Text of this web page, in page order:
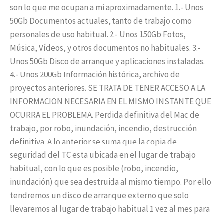
son lo que me ocupan a mi aproximadamente. 1.- Unos
50Gb Documentos actuales, tanto de trabajo como
personales de uso habitual. 2.- Unos 150Gb Fotos,
Música, Vídeos, y otros documentos no habituales. 3.-
Unos 50Gb Disco de arranque y aplicaciones instaladas.
4.- Unos 200Gb Información histórica, archivo de
proyectos anteriores. SE TRATA DE TENER ACCESO A LA
INFORMACION NECESARIA EN EL MISMO INSTANTE QUE
OCURRA EL PROBLEMA. Perdida definitiva del Mac de
trabajo, por robo, inundación, incendio, destrucción
definitiva. A lo anterior se suma que la copia de
seguridad del TC esta ubicada en el lugar de trabajo
habitual, con lo que es posible (robo, incendio,
inundación) que sea destruida al mismo tiempo. Por ello
tendremos un disco de arranque externo que solo
llevaremos al lugar de trabajo habitual 1 vez al mes para